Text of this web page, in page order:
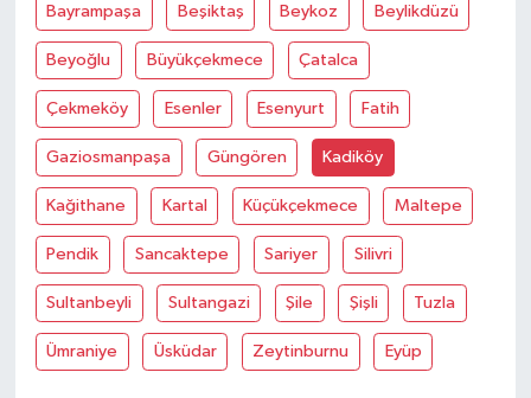
Bayrampaşa Beşiktaş Beykoz Beylikdüzü
Beyoğlu Büyükçekmece Çatalca
Çekmeköy Esenler Esenyurt Fatih
Gaziosmanpaşa Güngören Kadiköy
Kağithane Kartal Küçükçekmece Maltepe
Pendik Sancaktepe Sariyer Silivri
Sultanbeyli Sultangazi Şile Şişli Tuzla
Ümraniye Üsküdar Zeytinburnu Eyüp